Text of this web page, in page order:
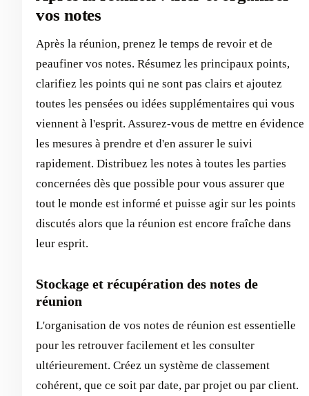
vos notes
Après la réunion, prenez le temps de revoir et de
peaufiner vos notes. Résumez les principaux points,
clarifiez les points qui ne sont pas clairs et ajoutez
toutes les pensées ou idées supplémentaires qui vous
viennent à l'esprit. Assurez-vous de mettre en évidence
les mesures à prendre et d'en assurer le suivi
rapidement. Distribuez les notes à toutes les parties
concernées dès que possible pour vous assurer que
tout le monde est informé et puisse agir sur les points
discutés alors que la réunion est encore fraîche dans
leur esprit.
Stockage et récupération des notes de
réunion
L'organisation de vos notes de réunion est essentielle
pour les retrouver facilement et les consulter
ultérieurement. Créez un système de classement
cohérent, que ce soit par date, par projet ou par client.